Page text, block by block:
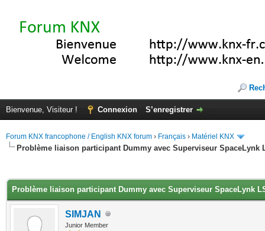
Bienvenue, Visiteur ! Connexion S’enregistrer
Forum KNX francophone / English KNX forum › Français › Matériel KNX
Problème liaison participant Dummy avec Superviseur SpaceLynk
Problème liaison participant Dummy avec Superviseur SpaceLynk
SIMJAN
Junior Member